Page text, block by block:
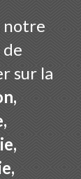
notre
sur la